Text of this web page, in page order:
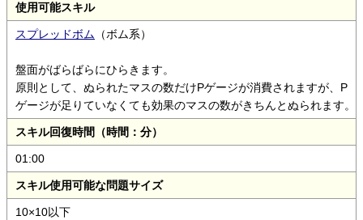
使用可能スキル
スプレッドボム （ボム系）
盤面がばらばらにひらきます。
原則として、ぬられたマスの数だけPゲージが消費されますが、P
ゲージが足りていなくても効果のマスの数がきちんとぬられます。
スキル回復時間（時間：分）
01:00
スキル使用可能な問題サイズ
10×10以下